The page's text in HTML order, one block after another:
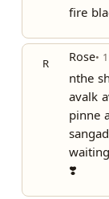
fire
R Rose•
nthe
avalk
pinne
❣️